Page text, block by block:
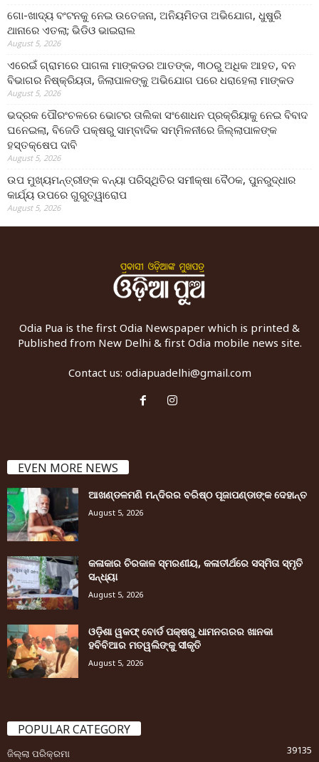
ଗୋ-ଖାଦ୍ୟ ବଂଟନକୁ ନେଇ ଉତେଜନା, ଅନିୟମିତତା ଅଭିଯୋଗ, ଧୁଷୁରି
ଥାନାରେ ଏତଲା; ଭିଡିଓ ଭାଇରାଲ
August 5, 2026
ଏରେଇଁ ଗ୍ରାମରେ ପାଗଳା ମାଙ୍କଡର ଆତଙ୍କ, ୩୦ରୁ ଅଧିକ ଆହତ, ବନ
ବିଭାଗର ନିଷ୍କ୍ରିୟତା, ଜିଲାପାଳଙ୍କୁ ଅଭିଯୋଗ ପରେ ଧରାହେଲା ମାଙ୍କଡ
August 5, 2026
ଭଦ୍ରକ ପୌରଂଚଳରେ ଭୋଟର ତାଲିକା ସଂଶୋଧନ ପ୍ରକ୍ରିୟାକୁ ନେଇ ବିବାଦ
ଘନେଇଲା, ବିଜେଡି ପକ୍ଷରୁ ସାମ୍ବାଦିକ ସମ୍ମିଳନୀରେ ଜିଲ୍ଲାପାଳଙ୍କ
ହସ୍ତକ୍ଷେପ ଦାବି
August 5, 2026
ଉପ ମୁଖ୍ୟମନ୍ତ୍ରୀଙ୍କ ବନ୍ୟା ପରିସ୍ଥିତିର ସମୀକ୍ଷା ବୈଠକ, ପୁନରୁଦ୍ଧାର
କାର୍ଯ୍ୟ ଉପରେ ଗୁରୁତ୍ୱାରୋପ
August 5, 2026
Odia Pua is the first Odia Newspaper which is printed &
Published from New Delhi & first Odia mobile news site.
Contact us: odiapuadelhi@gmail.com
EVEN MORE NEWS
ଆଖଣ୍ଡଳମଣି ମନ୍ଦିରର ବରିଷ୍ଠ ପୂଜାପଣ୍ଡାଙ୍କ ଦେହାନ୍ତ
August 5, 2026
କଳାକାର ଚିରକାଳ ସ୍ମରଣୀୟ, କଳାତୀର୍ଥରେ ସସ୍ମିତା ସ୍ମୃତି
ସନ୍ଧ୍ୟା
August 5, 2026
ଓଡ଼ିଶା ୱକଫ୍ ବୋର୍ଡ ପକ୍ଷରୁ ଧାମନଗରର ଖାନକା
ହବିବିଆର ମତୱଲିଙ୍କୁ ସୀକୃତି
August 5, 2026
POPULAR CATEGORY
ଜିଲ୍ଲା ପରିକ୍ରମା 39135